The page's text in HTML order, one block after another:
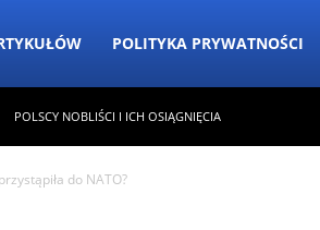
POLITYKA PRYWATNOŚCI
POLSCY NOBLIŚCI I ICH OSIĄGNIĘCIA
do NATO?